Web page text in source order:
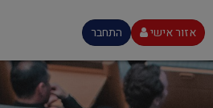
אזור אישי התחבר